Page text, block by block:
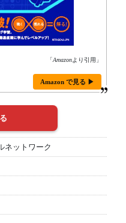
「Amazonより引用」
Amazon で見る ▶
ネットワーク